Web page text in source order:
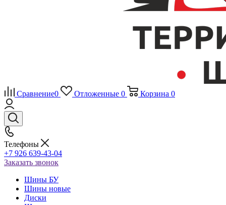
Сравнение0 Отложенные 0 Корзина 0
Телефоны
+7 926 639-43-04
Заказать звонок
Шины БУ
Шины новые
Диски